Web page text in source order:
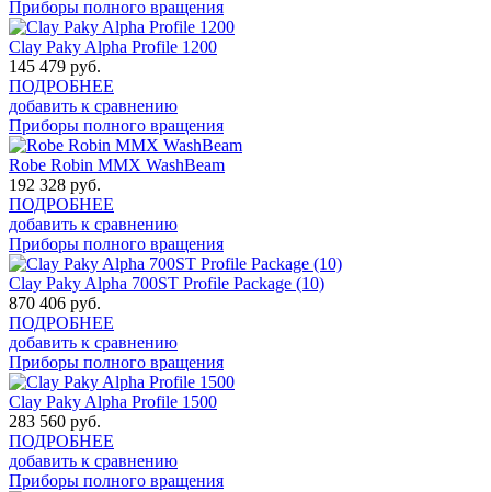
Приборы полного вращения
Clay Paky Alpha Profile 1200
145 479 руб.
ПОДРОБНЕЕ
добавить к сравнению
Приборы полного вращения
Robe Robin MMX WashBeam
192 328 руб.
ПОДРОБНЕЕ
добавить к сравнению
Приборы полного вращения
Clay Paky Alpha 700ST Profile Package (10)
870 406 руб.
ПОДРОБНЕЕ
добавить к сравнению
Приборы полного вращения
Clay Paky Alpha Profile 1500
283 560 руб.
ПОДРОБНЕЕ
добавить к сравнению
Приборы полного вращения